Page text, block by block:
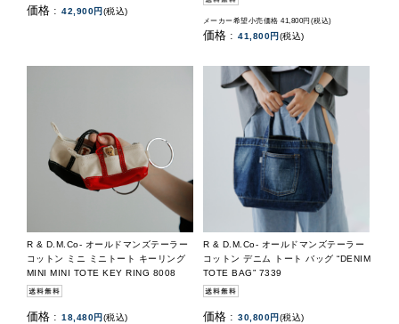
価格 : 42,900円 (税込)
メーカー希望小売価格 41,800円(税込)
価格 : 41,800円 (税込)
R & D.M.Co- オールドマンズテーラー
コットン ミニ ミニトート キーリング
MINI MINI TOTE KEY RING 8008
価格 : 18,480円(税込)
R & D.M.Co- オールドマンズテーラー
コットン デニム トート バッグ “DENIM
TOTE BAG” 7339
価格 : 30,800円(税込)